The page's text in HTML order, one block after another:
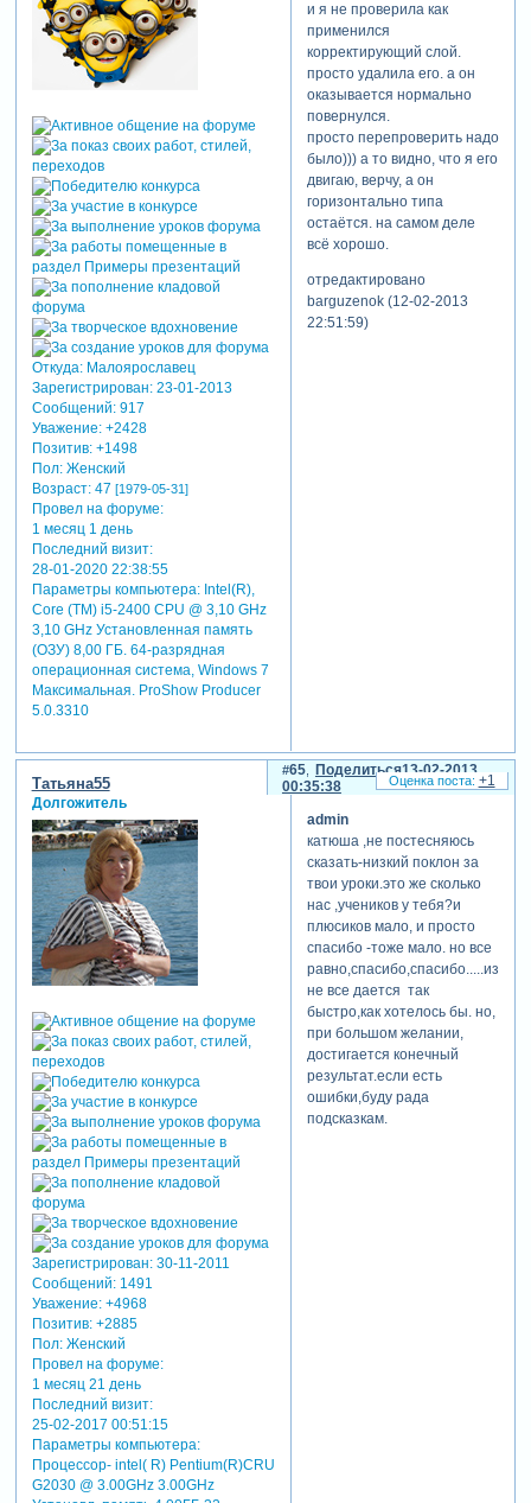
Откуда:Малоярославец
Зарегистрирован: 23-01-2013
Сообщений:917
Уважение: +2428
Позитив: +1498
Пол:Женский
Возраст:47 [1979-05-31]
Провел на форуме:
1 месяц 1 день
Последний визит:
28-01-2020 22:38:55
Параметры компьютера:Intel(R),
Core (TM) i5-2400 CPU @ 3,10 GHz
3,10 GHz Установленная память
(ОЗУ) 8,00 ГБ. 64-разрядная
операционная система, Windows 7
Максимальная. ProShow Producer
5.0.3310
и я не проверила как
применился
корректирующий слой.
просто удалила его. а он
оказывается нормально
повернулся.
просто перепроверить надо
было))) а то видно, что я его
двигаю, верчу, а он
горизонтально типа
остаётся. на самом деле
всё хорошо.
отредактировано
barguzenok (12-02-2013
22:51:59)
Поделиться
65
13-02-2013
00:35:38
Татьяна55
Долгожитель
Зарегистрирован: 30-11-2011
Сообщений:1491
Уважение: +4968
Позитив: +2885
Пол:Женский
Провел на форуме:
1 месяц 21 день
Последний визит:
25-02-2017 00:51:15
Параметры компьютера:
Процессор- intel( R) Pentium(R)CRU
G2030 @ 3.00GHz 3.00GHz
admin
катюша ,не постесняюсь
сказать-низкий поклон за
твои уроки.это же сколько
нас ,учеников у тебя?и
плюсиков мало, и просто
спасибо -тоже мало. но все
не все дается так
быстро,как хотелось бы. но,
при большом желании,
достигается конечный
результат.если есть
ошибки,буду рада
подсказкам.
+1